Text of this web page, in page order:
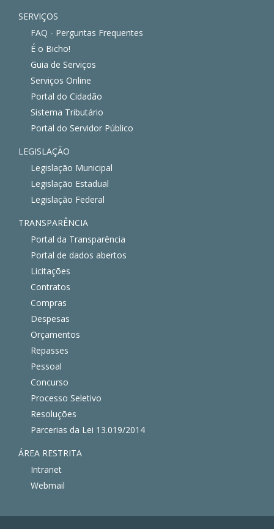
SERVIÇOS
FAQ - Perguntas Frequentes
É o Bicho!
Guia de Serviços
Serviços Online
Portal do Cidadão
Sistema Tributário
Portal do Servidor Público
LEGISLAÇÃO
Legislação Municipal
Legislação Estadual
Legislação Federal
TRANSPARÊNCIA
Portal da Transparência
Portal de dados abertos
Licitações
Contratos
Compras
Despesas
Orçamentos
Repasses
Pessoal
Concurso
Processo Seletivo
Resoluções
Parcerias da Lei 13.019/2014
ÁREA RESTRITA
Intranet
Webmail